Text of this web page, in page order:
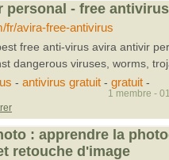
personal - free antivirus
fr/avira-free-antivirus
free anti-virus avira antivir
dangerous viruses, worms,
- antivirus gratuit- gratuit-
1 membre -
: apprendre la
retouche d'image